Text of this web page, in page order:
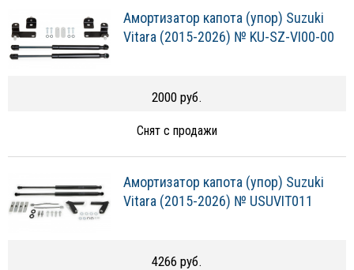
Амортизатор капота (упор) Suzuki
Vitara (2015-2026) № KU-SZ-VI00-00
2000 руб.
Снят с продажи
Амортизатор капота (упор) Suzuki
Vitara (2015-2026) № USUVIT011
4266 руб.